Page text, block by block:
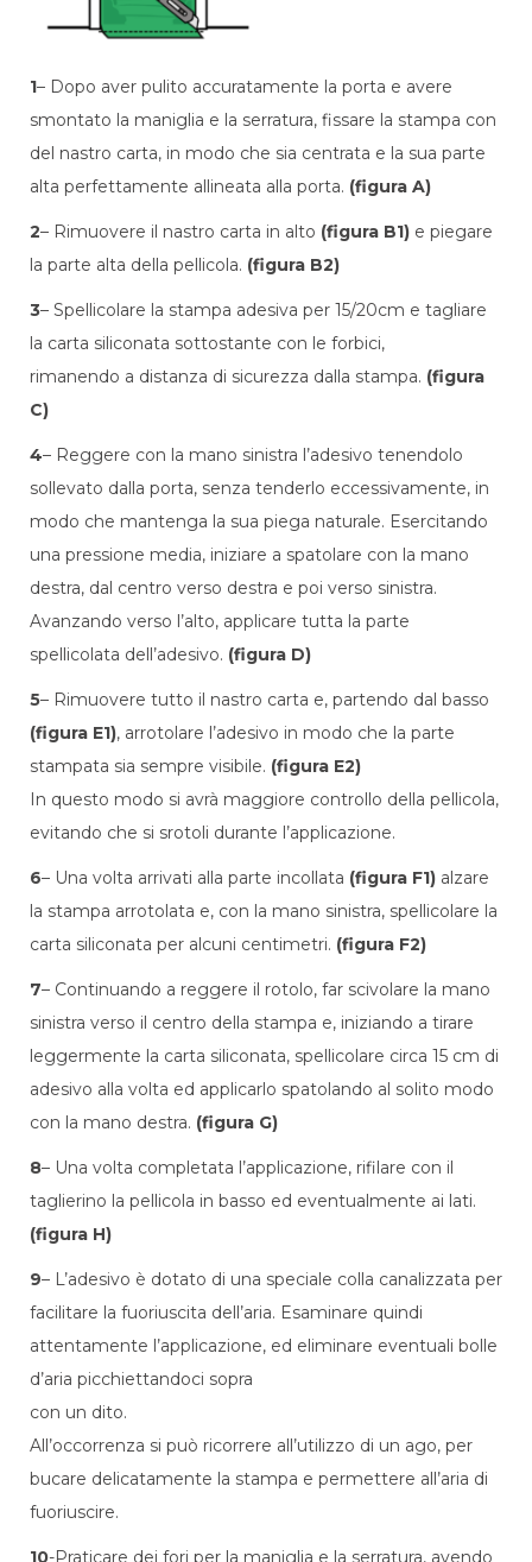
1– Dopo aver pulito accuratamente la porta e avere
smontato la maniglia e la serratura, fissare la stampa con
del nastro carta, in modo che sia centrata e la sua parte
alta perfettamente allineata alla porta. (figura A)
2– Rimuovere il nastro carta in alto (figura B1) e piegare
la parte alta della pellicola. (figura B2)
3– Spellicolare la stampa adesiva per 15/20cm e tagliare
la carta siliconata sottostante con le forbici,
rimanendo a distanza di sicurezza dalla stampa. (figura
C)
4– Reggere con la mano sinistra l’adesivo tenendolo
sollevato dalla porta, senza tenderlo eccessivamente, in
modo che mantenga la sua piega naturale. Esercitando
una pressione media, iniziare a spatolare con la mano
destra, dal centro verso destra e poi verso sinistra.
Avanzando verso l’alto, applicare tutta la parte
spellicolata dell’adesivo. (figura D)
5– Rimuovere tutto il nastro carta e, partendo dal basso
(figura E1), arrotolare l’adesivo in modo che la parte
stampata sia sempre visibile. (figura E2)
In questo modo si avrà maggiore controllo della pellicola,
evitando che si srotoli durante l’applicazione.
6– Una volta arrivati alla parte incollata (figura F1) alzare
la stampa arrotolata e, con la mano sinistra, spellicolare la
carta siliconata per alcuni centimetri. (figura F2)
7– Continuando a reggere il rotolo, far scivolare la mano
sinistra verso il centro della stampa e, iniziando a tirare
leggermente la carta siliconata, spellicolare circa 15 cm di
adesivo alla volta ed applicarlo spatolando al solito modo
con la mano destra. (figura G)
8– Una volta completata l’applicazione, rifilare con il
taglierino la pellicola in basso ed eventualmente ai lati.
(figura H)
9– L’adesivo è dotato di una speciale colla canalizzata per
facilitare la fuoriuscita dell’aria. Esaminare quindi
attentamente l’applicazione, ed eliminare eventuali bolle
d’aria picchiettandoci sopra
con un dito.
All’occorrenza si può ricorrere all’utilizzo di un ago, per
bucare delicatamente la stampa e permettere all’aria di
fuoriuscire.
10-Praticare dei fori per la maniglia e la serratura, avendo